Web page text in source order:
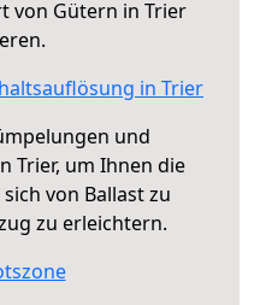
von Gütern in Trier
in Trier
und
Trier, um Ihnen die
von Ballast zu
zu erleichtern.